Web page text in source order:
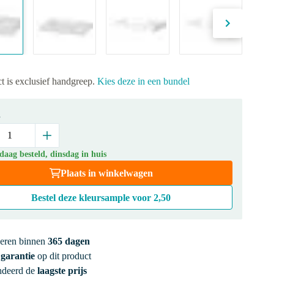
is exclusief handgreep. Kies deze in een bundel
besteld, dinsdag in huis
Plaats in winkelwagen
Bestel deze kleursample voor2,50
binnen 365 dagen
op dit product
de laagste prijs